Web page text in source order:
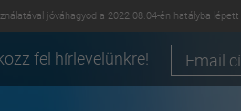
jóváhagyod a 2022.08.04-én hatályba lépett
fel hírlevelünkre!